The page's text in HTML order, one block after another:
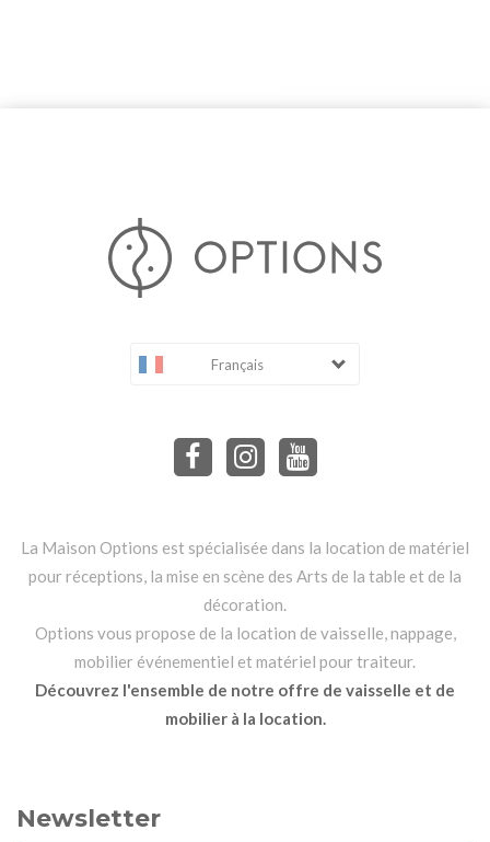
Français
La Maison Options est spécialisée dans la location de matériel
pour réceptions, la mise en scène des Arts de la table et de la
décoration.
Options vous propose de la location de vaisselle, nappage,
mobilier événementiel et matériel pour traiteur.
Découvrez l'ensemble de notre offre de vaisselle et de
mobilier à la location.
Newsletter